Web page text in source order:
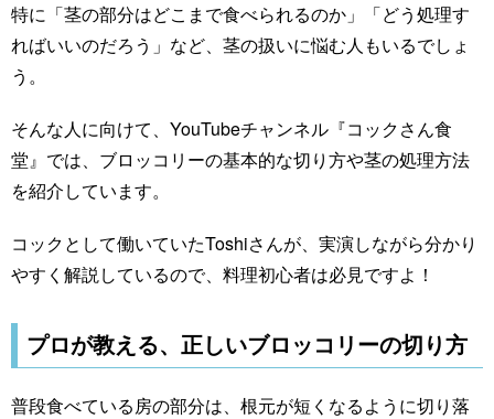
特に「茎の部分はどこまで食べられるのか」「どう処理す
ればいいのだろう」など、茎の扱いに悩む人もいるでしょ
う。
そんな人に向けて、YouTubeチャンネル『コックさん食
堂』では、ブロッコリーの基本的な切り方や茎の処理方法
を紹介しています。
コックとして働いていたToshiさんが、実演しながら分かり
やすく解説しているので、料理初心者は必見ですよ！
プロが教える、正しいブロッコリーの切り方
普段食べている房の部分は、根元が短くなるように切り落